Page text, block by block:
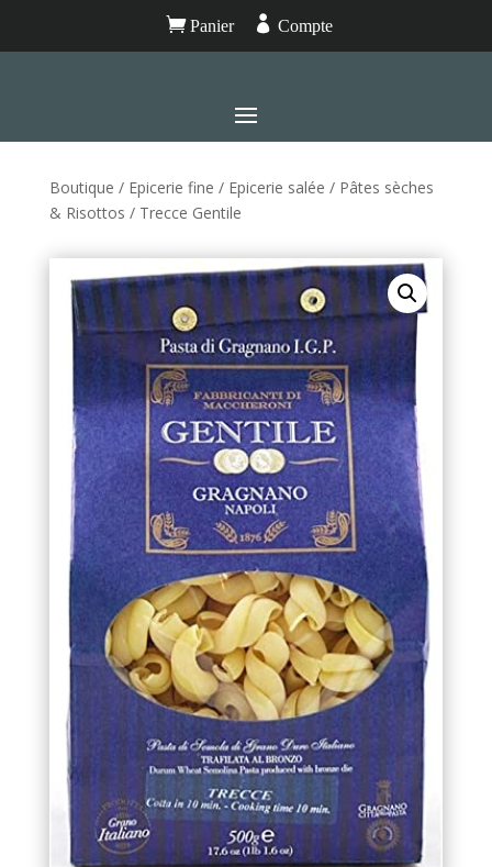
Panier  Compte
Boutique / Epicerie fine / Epicerie salée / Pâtes sèches
& Risottos / Trecce Gentile